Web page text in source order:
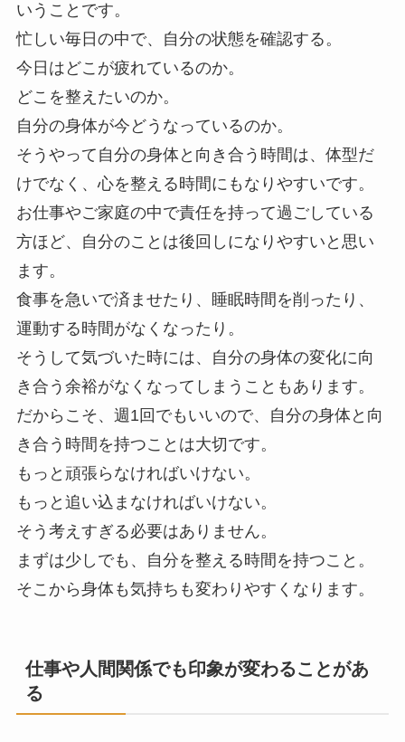
いうことです。
忙しい毎日の中で、自分の状態を確認する。
今日はどこが疲れているのか。
どこを整えたいのか。
自分の身体が今どうなっているのか。
そうやって自分の身体と向き合う時間は、体型だ
けでなく、心を整える時間にもなりやすいです。
お仕事やご家庭の中で責任を持って過ごしている
方ほど、自分のことは後回しになりやすいと思い
ます。
食事を急いで済ませたり、睡眠時間を削ったり、
運動する時間がなくなったり。
そうして気づいた時には、自分の身体の変化に向
き合う余裕がなくなってしまうこともあります。
だからこそ、週1回でもいいので、自分の身体と向
き合う時間を持つことは大切です。
もっと頑張らなければいけない。
もっと追い込まなければいけない。
そう考えすぎる必要はありません。
まずは少しでも、自分を整える時間を持つこと。
そこから身体も気持ちも変わりやすくなります。
仕事や人間関係でも印象が変わることがあ
る